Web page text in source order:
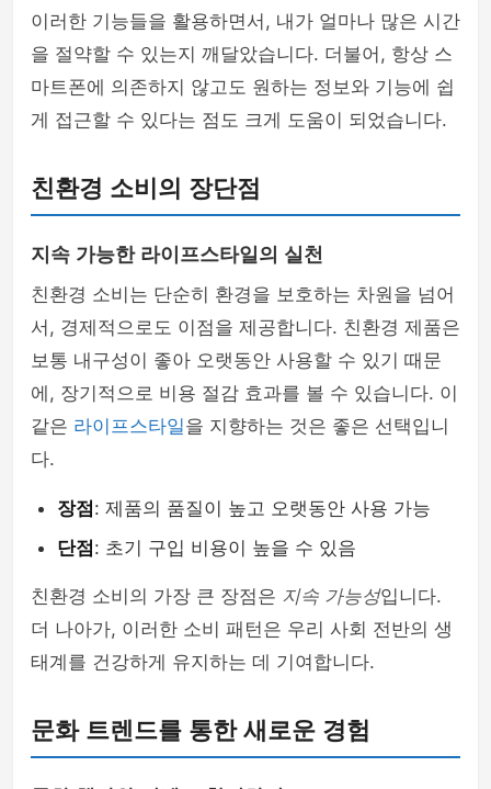
이러한 기능들을 활용하면서, 내가 얼마나 많은 시간
을 절약할 수 있는지 깨달았습니다. 더불어, 항상 스
마트폰에 의존하지 않고도 원하는 정보와 기능에 쉽
게 접근할 수 있다는 점도 크게 도움이 되었습니다.
친환경 소비의 장단점
지속 가능한 라이프스타일의 실천
친환경 소비는 단순히 환경을 보호하는 차원을 넘어
서, 경제적으로도 이점을 제공합니다. 친환경 제품은
보통 내구성이 좋아 오랫동안 사용할 수 있기 때문
에, 장기적으로 비용 절감 효과를 볼 수 있습니다. 이
같은 라이프스타일을 지향하는 것은 좋은 선택입니
다.
장점: 제품의 품질이 높고 오랫동안 사용 가능
단점: 초기 구입 비용이 높을 수 있음
친환경 소비의 가장 큰 장점은 지속 가능성입니다.
더 나아가, 이러한 소비 패턴은 우리 사회 전반의 생
태계를 건강하게 유지하는 데 기여합니다.
문화 트렌드를 통한 새로운 경험